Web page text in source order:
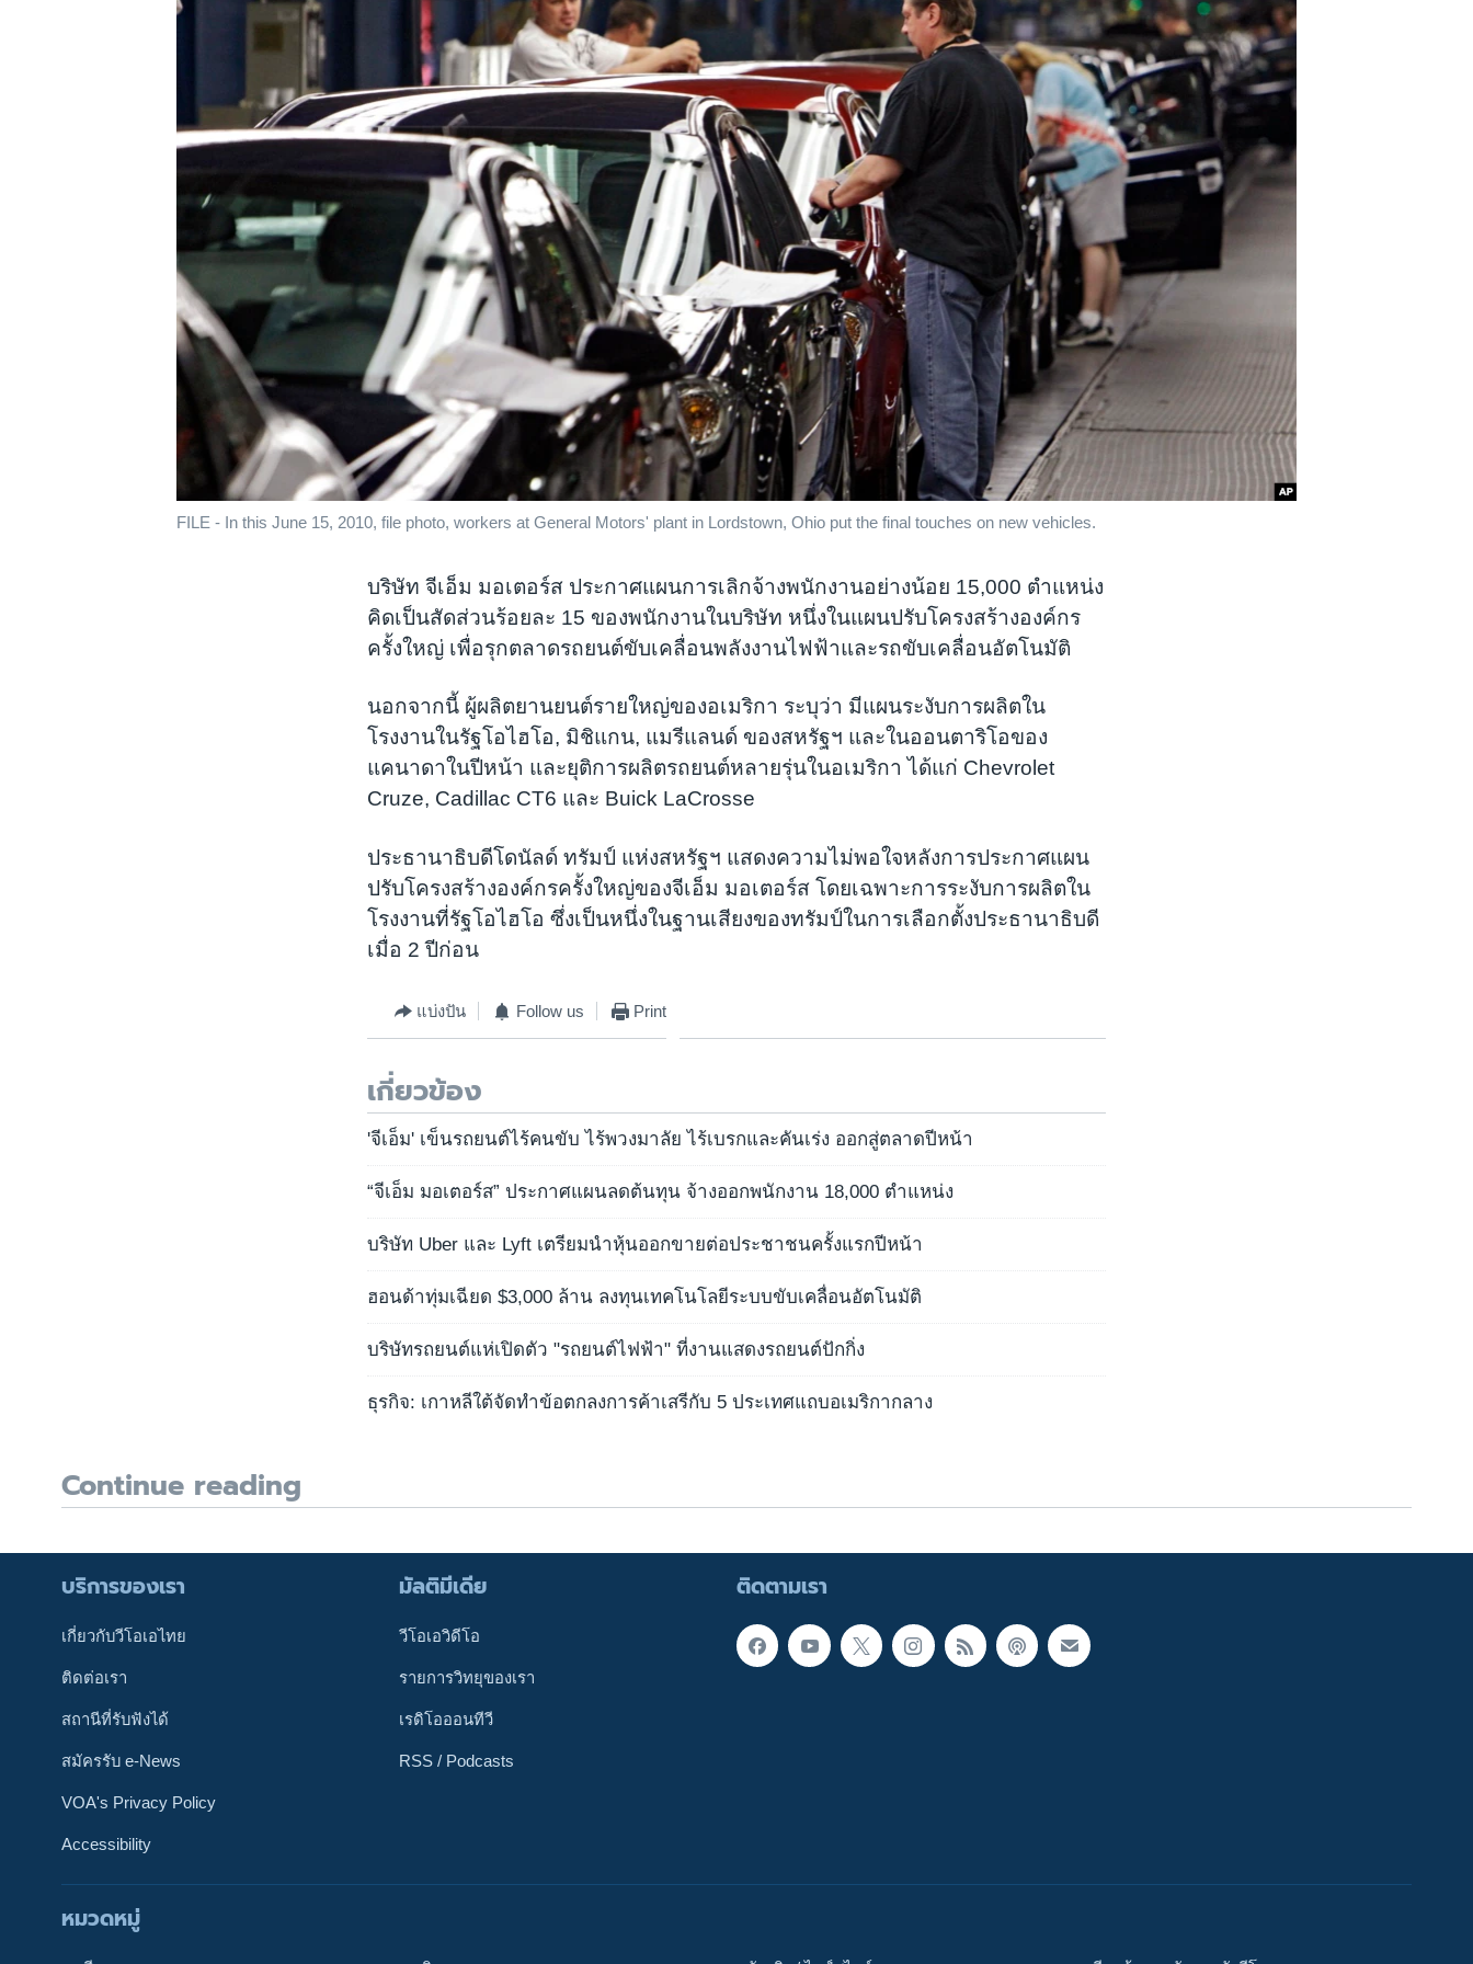
FILE - In this June 15, 2010, file photo, workers at General Motors' plant in Lordstown, Ohio put the final touches on new vehicles.
บริษัท จีเอ็ม มอเตอร์ส ประกาศแผนการเลิกจ้างพนักงานอย่างน้อย 15,000 ตำแหน่ง
คิดเป็นสัดส่วนร้อยละ 15 ของพนักงานในบริษัท หนึ่งในแผนปรับโครงสร้างองค์กร
ครั้งใหญ่ เพื่อรุกตลาดรถยนต์ขับเคลื่อนพลังงานไฟฟ้าและรถขับเคลื่อนอัตโนมัติ
นอกจากนี้ ผู้ผลิตยานยนต์รายใหญ่ของอเมริกา ระบุว่า มีแผนระงับการผลิตใน
โรงงานในรัฐโอไฮโอ, มิชิแกน, แมรีแลนด์ ของสหรัฐฯ และในออนตาริโอของ
แคนาดาในปีหน้า และยุติการผลิตรถยนต์หลายรุ่นในอเมริกา ได้แก่ Chevrolet
Cruze, Cadillac CT6 และ Buick LaCrosse
ประธานาธิบดีโดนัลด์ ทรัมป์ แห่งสหรัฐฯ แสดงความไม่พอใจหลังการประกาศแผน
ปรับโครงสร้างองค์กรครั้งใหญ่ของจีเอ็ม มอเตอร์ส โดยเฉพาะการระงับการผลิตใน
โรงงานที่รัฐโอไฮโอ ซึ่งเป็นหนึ่งในฐานเสียงของทรัมป์ในการเลือกตั้งประธานาธิบดี
เมื่อ 2 ปีก่อน
แบ่งปัน Follow us Print
เกี่ยวข้อง
'จีเอ็ม' เข็นรถยนต์ไร้คนขับ ไร้พวงมาลัย ไร้เบรกและคันเร่ง ออกสู่ตลาดปีหน้า
“จีเอ็ม มอเตอร์ส” ประกาศแผนลดต้นทุน จ้างออกพนักงาน 18,000 ตำแหน่ง
บริษัท Uber และ Lyft เตรียมนำหุ้นออกขายต่อประชาชนครั้งแรกปีหน้า
ฮอนด้าทุ่มเฉียด $3,000 ล้าน ลงทุนเทคโนโลยีระบบขับเคลื่อนอัตโนมัติ
บริษัทรถยนต์แห่เปิดตัว "รถยนต์ไฟฟ้า" ที่งานแสดงรถยนต์ปักกิ่ง
ธุรกิจ: เกาหลีใต้จัดทำข้อตกลงการค้าเสรีกับ 5 ประเทศแถบอเมริกากลาง
Continue reading
ติดตามเรา
บริการของเรา
เกี่ยวกับวีโอเอไทย
ติดต่อเรา
สถานีที่รับฟังได้
สมัครรับ e-News
VOA's Privacy Policy
Accessibility
มัลติมีเดีย
วีโอเอวิดีโอ
รายการวิทยุของเรา
เรดิโอออนทีวี
RSS / Podcasts
หมวดหมู่